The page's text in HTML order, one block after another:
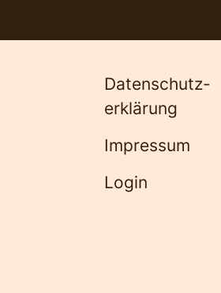
Datenschutz­
erklärung
Impressum
Login